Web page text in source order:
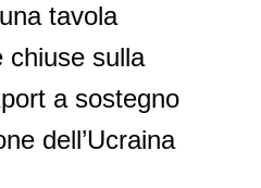
tavola
chiuse sulla
a sostegno
dell’Ucraina